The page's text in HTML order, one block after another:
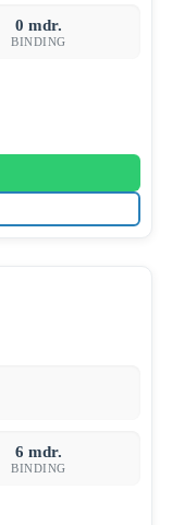
0 mdr.
BINDING
6 mdr.
BINDING